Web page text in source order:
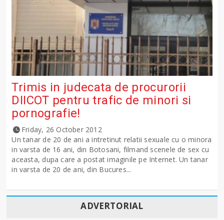
Trimis in judecata de procurorii
DIICOT pentru trafic de minori si
pornografie!
Friday, 26 October 2012
Un tanar de 20 de ani a intretinut relatii sexuale cu o minora
in varsta de 16 ani, din Botosani, filmand scenele de sex cu
aceasta, dupa care a postat imaginile pe Internet. Un tanar
in varsta de 20 de ani, din Bucures...
ADVERTORIAL